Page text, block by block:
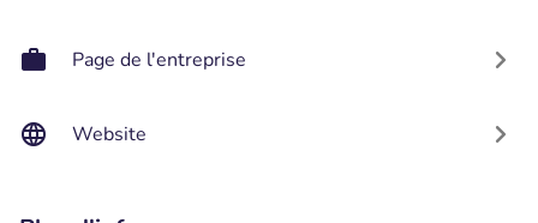
Page de l'entreprise
Website